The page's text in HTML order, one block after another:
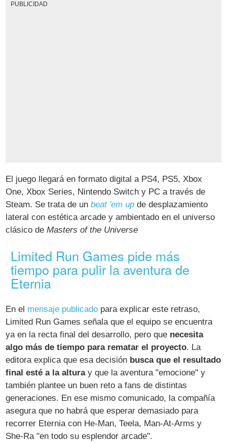
PUBLICIDAD
El juego llegará en formato digital a PS4, PS5, Xbox
One, Xbox Series, Nintendo Switch y PC a través de
Steam. Se trata de unbeat 'em up de desplazamiento
lateral con estética arcade y ambientado en el universo
clásico deMasters of the Universe
Limited Run Games pide más
tiempo para pulir la aventura de
Eternia
En el mensaje publicado para explicar este retraso,
Limited Run Games señala que el equipo se encuentra
ya en la recta final del desarrollo, pero que necesita
algo más de tiempo para rematar el proyecto. La
editora explica que esa decisión busca que el resultado
final esté a la alturay que la aventura "emocione" y
también plantee un buen reto a fans de distintas
generaciones. En ese mismo comunicado, la compañía
asegura que no habrá que esperar demasiado para
recorrer Eternia con He-Man, Teela, Man-At-Arms y
She-Ra "en todo su esplendor arcade".